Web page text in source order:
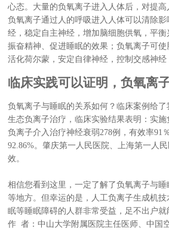
心态。大量的负氧离子进入人体后，对提高
负氧离子通过人的呼吸进入人体可以清除
经，稳定自主神经，增加脑细胞供氧，平
振奋精神、促进睡眠的效果；负氧离子可
活化荷尔蒙，安定自律神经，控制交感神经
临床实践可以证明，负氧离
负氧离子与睡眠的关系如何？临床案例给
生态负离子治疗，临床实验结果表明：实
负离子介入治疗神经衰弱278例，有效率91
92.86%。肇庆第一人民医院、上海第一人
效。
相信您看到这里，一定了解了负氧离子与
等地方。但幸运的是，人工负离子生成机
眠等睡眠障碍的人群非常受益，足不出户
作 者：中山大学附属医院主任医师、中国